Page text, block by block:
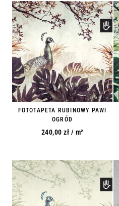
FOTOTAPETA RUBINOWY PAWI
OGRÓD
240,00 zł / m²